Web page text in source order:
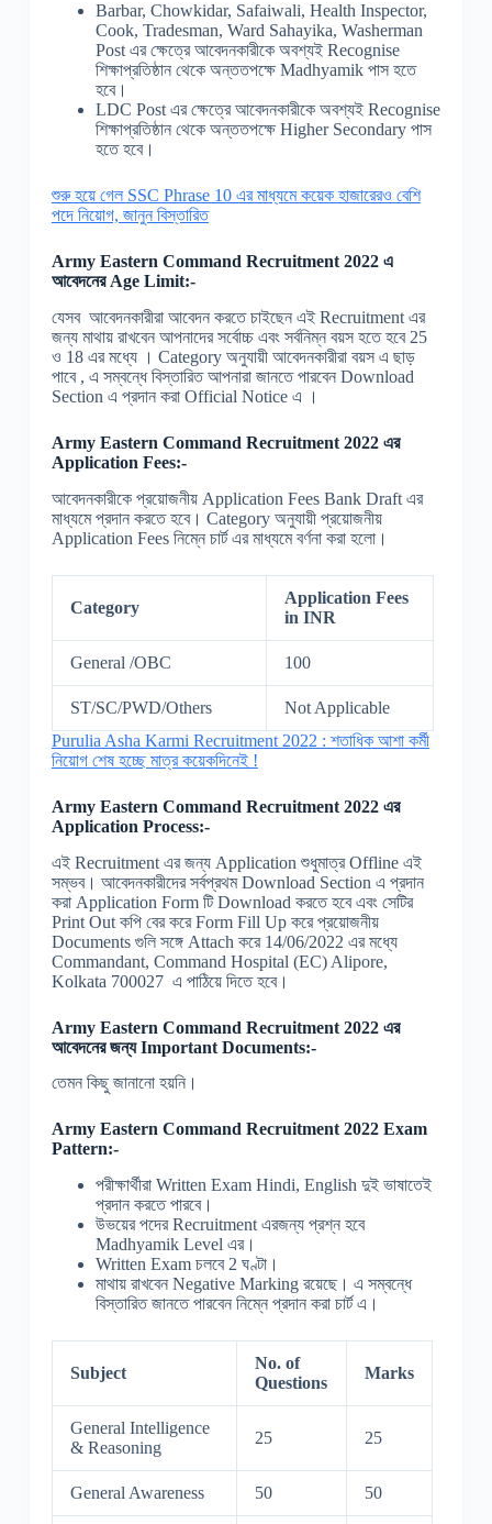
Barbar, Chowkidar, Safaiwali, Health Inspector,
Cook, Tradesman, Ward Sahayika, Washerman
Post এর ক্ষেত্রে আবেদনকারীকে অবশ্যই Recognise
শিক্ষাপ্রতিষ্ঠান থেকে অন্ততপক্ষে Madhyamik পাস হতে
হবে।
LDC Post এর ক্ষেত্রে আবেদনকারীকে অবশ্যই Recognise
শিক্ষাপ্রতিষ্ঠান থেকে অন্ততপক্ষে Higher Secondary পাস
হতে হবে।
শুরু হয়ে গেল SSC Phrase 10 এর মাধ্যমে কয়েক হাজারেরও বেশি
পদে নিয়োগ, জানুন বিস্তারিত
Army Eastern Command Recruitment 2022 এ
আবেদনের Age Limit:-
যেসব আবেদনকারীরা আবেদন করতে চাইছেন এই Recruitment এর
জন্য মাথায় রাখবেন আপনাদের সর্বোচ্চ এবং সর্বনিম্ন বয়স হতে হবে 25
ও 18 এর মধ্যে । Category অনুযায়ী আবেদনকারীরা বয়স এ ছাড়
পাবে , এ সম্বন্ধে বিস্তারিত আপনারা জানতে পারবেন Download
Section এ প্রদান করা Official Notice এ ।
Army Eastern Command Recruitment 2022 এর
Application Fees:-
আবেদনকারীকে প্রয়োজনীয় Application Fees Bank Draft এর
মাধ্যমে প্রদান করতে হবে। Category অনুযায়ী প্রয়োজনীয়
Application Fees নিম্নে চার্ট এর মাধ্যমে বর্ণনা করা হলো।
Category
Application Fees
in INR
General /OBC 100
ST/SC/PWD/Others
Not Applicable
Purulia Asha Karmi Recruitment 2022 : শতাধিক আশা কর্মী
নিয়োগ শেষ হচ্ছে মাত্র কয়েকদিনেই !
Army Eastern Command Recruitment 2022 এর
Application Process:-
এই Recruitment এর জন্য Application শুধুমাত্র Offline এই
সম্ভব। আবেদনকারীদের সর্বপ্রথম Download Section এ প্রদান
করা Application Form টি Download করতে হবে এবং সেটির
Print Out কপি বের করে Form Fill Up করে প্রয়োজনীয়
Documents গুলি সঙ্গে Attach করে 14/06/2022 এর মধ্যে
Commandant, Command Hospital (EC) Alipore,
Kolkata 700027 এ পাঠিয়ে দিতে হবে।
Army Eastern Command Recruitment 2022 এর
আবেদনের জন্য Important Documents:-
তেমন কিছু জানানো হয়নি।
Army Eastern Command Recruitment 2022 Exam
Pattern:-
পরীক্ষার্থীরা Written Exam Hindi, English দুই ভাষাতেই
প্রদান করতে পারবে।
উভয়ের পদের Recruitment এরজন্য প্রশ্ন হবে
Madhyamik Level এর।
Written Exam চলবে 2 ঘণ্টা।
মাথায় রাখবেন Negative Marking রয়েছে। এ সম্বন্ধে
বিস্তারিত জানতে পারবেন নিম্নে প্রদান করা চার্ট এ।
Subject
No. of
Questions
Marks
General Intelligence
& Reasoning
25 25
General Awareness 50 50